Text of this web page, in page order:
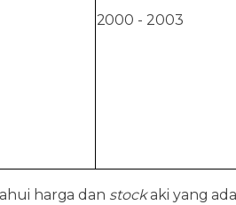
2000 - 2003
harga dan stockaki yang